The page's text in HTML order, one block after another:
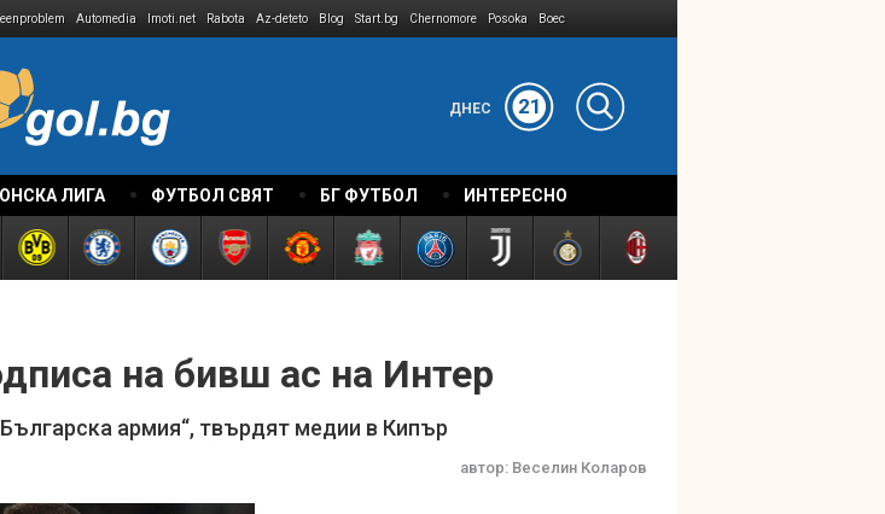
Automedia Imoti.net Rabota Az-deteto Blog Start.bg Chernomore Posoka Boec
ДНЕС 21
ЛИГА ФУТБОЛ СВЯТ БГ ФУТБОЛ ИНТЕРЕСНО
на бивш ас на Интер
армия“, твърдят медии в Кипър
автор: Веселин Коларов